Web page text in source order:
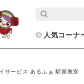
人気コーナ
ービス あるふぁ 駅家教室